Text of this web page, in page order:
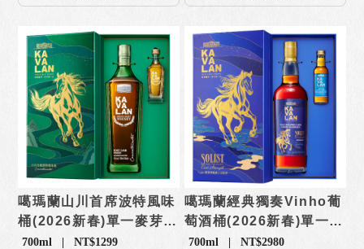
噶瑪蘭山川首席波特風味
桶(2026新春)單一麥芽威
士忌【禮盒】
700ml | NT$1299
噶瑪蘭經典獨奏Vinho葡
萄酒桶(2026新春)單一麥
芽威士忌【禮盒】
700ml | NT$2980